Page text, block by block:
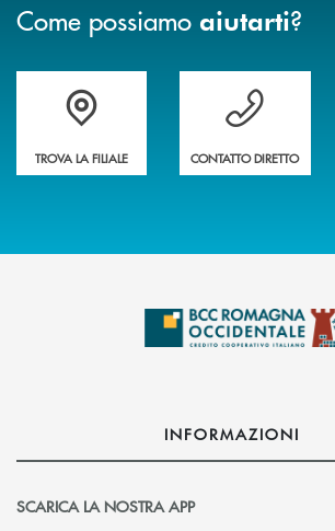
Come possiamo aiutarti?
Accedi all' elenco completo delle filiali della
TROVA LA FILIALE
Hai bisogno di
CONTATTO DIRETTO
INFORMAZIONI
SCARICA LA NOSTRA APP